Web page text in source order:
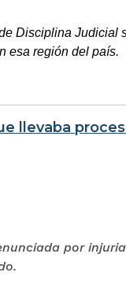
Disciplina Judicial
esa región del país.
llevaba
por